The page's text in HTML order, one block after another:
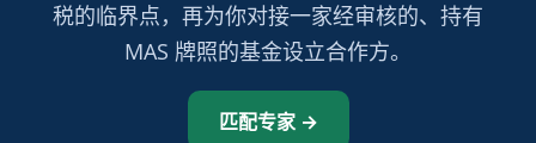
税的临界点，再为你对接一家经审核的、持有
MAS 牌照的基金设立合作方。
匹配专家 →